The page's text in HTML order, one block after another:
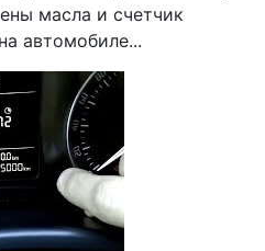
масла и счетчик
автомобиле...